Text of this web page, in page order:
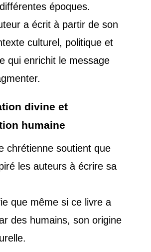
époques.
a écrit à partir de son
culturel, politique et
qui enrichit le message
divine et
humaine
chrétienne soutient que
les auteurs à écrire sa
que même si ce livre a
des humains, son origine